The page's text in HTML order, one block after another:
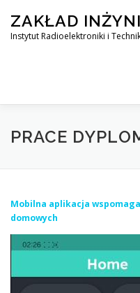
treści
ZAKŁAD
Instytut Radioelektroniki i
STRONA GŁÓWNA
PRACE
Mobilna aplikacja
domowych